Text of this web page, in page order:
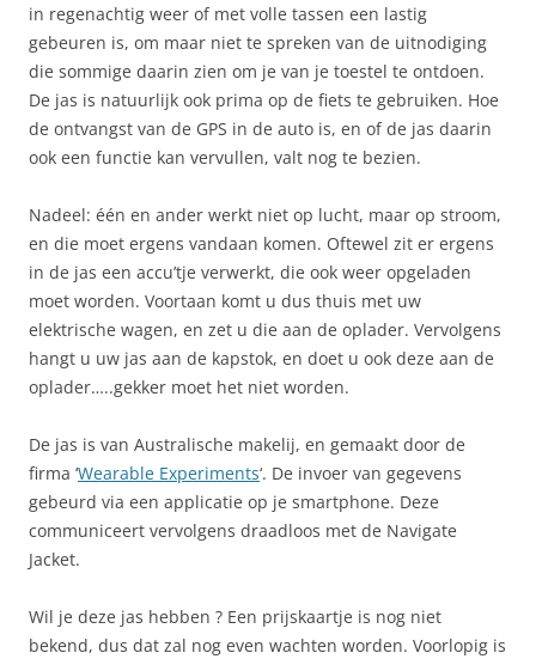
in regenachtig weer of met volle tassen een lastig
gebeuren is, om maar niet te spreken van de uitnodiging
die sommige daarin zien om je van je toestel te ontdoen.
De jas is natuurlijk ook prima op de fiets te gebruiken. Hoe
de ontvangst van de GPS in de auto is, en of de jas daarin
ook een functie kan vervullen, valt nog te bezien.
Nadeel: één en ander werkt niet op lucht, maar op stroom,
en die moet ergens vandaan komen. Oftewel zit er ergens
in de jas een accu’tje verwerkt, die ook weer opgeladen
moet worden. Voortaan komt u dus thuis met uw
elektrische wagen, en zet u die aan de oplader. Vervolgens
hangt u uw jas aan de kapstok, en doet u ook deze aan de
oplader…..gekker moet het niet worden.
De jas is van Australische makelij, en gemaakt door de
firma ‘Wearable Experiments‘. De invoer van gegevens
gebeurd via een applicatie op je smartphone. Deze
communiceert vervolgens draadloos met de Navigate
Jacket.
Wil je deze jas hebben ? Een prijskaartje is nog niet
bekend, dus dat zal nog even wachten worden. Voorlopig is